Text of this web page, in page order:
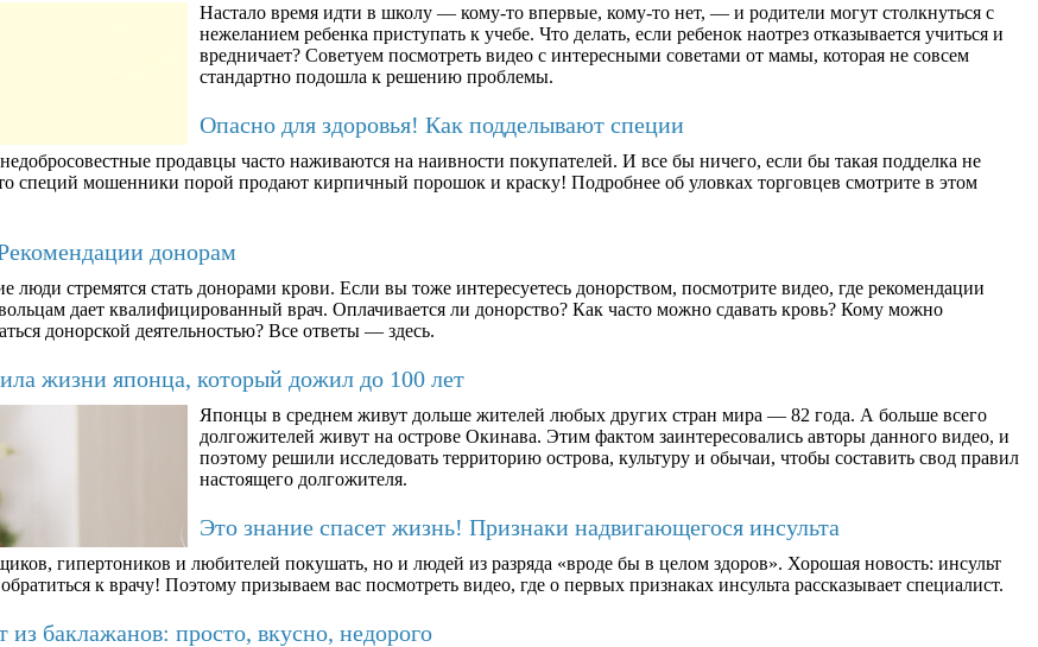
Настало время идти в школу — кому-то впервые, кому-то нет, — и родители могут столкнуться с
нежеланием ребенка приступать к учебе. Что делать, если ребенок наотрез отказывается учиться и
вредничает? Советуем посмотреть видео с интересными советами от мамы, которая не совсем
стандартно подошла к решению проблемы.
Опасно для здоровья! Как подделывают специи
продавцы часто наживаются на наивности покупателей. И все бы ничего, если бы такая подделка не
специй мошенники порой продают кирпичный порошок и краску! Подробнее об уловках торговцев смотрите в этом
донорам
люди стремятся стать донорами крови. Если вы тоже интересуетесь донорством, посмотрите видео, где рекомендации
дает квалифицированный врач. Оплачивается ли донорство? Как часто можно сдавать кровь? Кому можно
донорской деятельностью? Все ответы — здесь.
жизни японца, который дожил до 100 лет
Японцы в среднем живут дольше жителей любых других стран мира — 82 года. А больше всего
долгожителей живут на острове Окинава. Этим фактом заинтересовались авторы данного видео, и
поэтому решили исследовать территорию острова, культуру и обычаи, чтобы составить свод правил
настоящего долгожителя.
Это знание спасет жизнь! Признаки надвигающегося инсульта
гипертоников и любителей покушать, но и людей из разряда «вроде бы в целом здоров». Хорошая новость: инсульт
к врачу! Поэтому призываем вас посмотреть видео, где о первых признаках инсульта рассказывает специалист.
баклажанов: просто, вкусно, недорого